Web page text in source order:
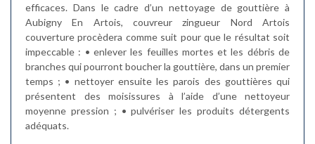
efficaces. Dans le cadre d’un nettoyage de gouttière à
Aubigny En Artois, couvreur zingueur Nord Artois
couverture procèdera comme suit pour que le résultat soit
impeccable : • enlever les feuilles mortes et les débris de
branches qui pourront boucher la gouttière, dans un premier
temps ; • nettoyer ensuite les parois des gouttières qui
présentent des moisissures à l’aide d’une nettoyeur
moyenne pression ; • pulvériser les produits détergents
adéquats.